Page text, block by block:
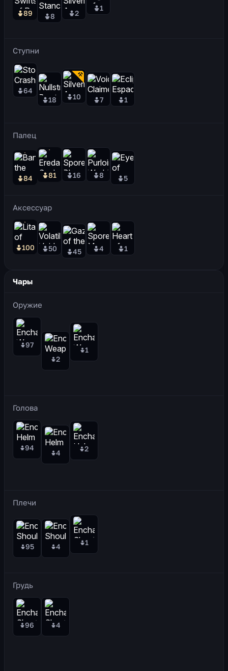
89 8 2
1
Ступни
64
18
10 7 1
Палец
84 81 16 8 5
Аксессуар
100 50 45 4 1
Чары
Оружие
97
2
1
Голова
94
4 2
Плечи
95 4 1
Грудь
96 4